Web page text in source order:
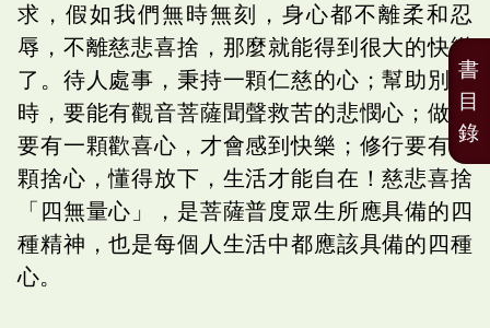
求，假如我們無時無刻，身心都不離柔和忍
辱，不離慈悲喜捨，那麼就能得到很大的快樂
了。待人處事，秉持一顆仁慈的心；幫助別人
時，要能有觀音菩薩聞聲救苦的悲憫心；做事
要有一顆歡喜心，才會感到快樂；修行要有一
顆捨心，懂得放下，生活才能自在！慈悲喜捨
「四無量心」，是菩薩普度眾生所應具備的四
種精神，也是每個人生活中都應該具備的四種
心。
書
目
錄